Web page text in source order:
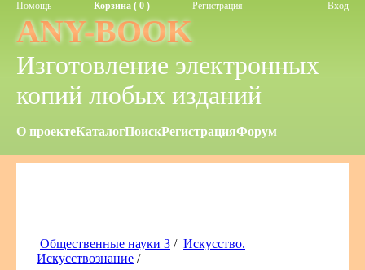
Помощь Корзина ( 0 ) Регистрация Вход
ANY-BOOK
Изготовление электронных
копий любых изданий
О проектеКаталогПоискРегистрацияФорум
Общественные науки 3 / Искусство.
Искусствознание /